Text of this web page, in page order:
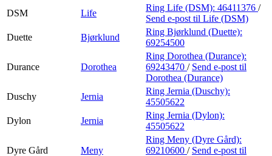
DSM
Life
Ring Life (DSM): 46411376 /
Send e-post til Life (DSM)
Duette
Bjørklund
Ring Bjørklund (Duette):
69254500
Durance Dorothea
Ring Dorothea (Durance):
69243470 / Send e-post til
Dorothea (Durance)
Duschy
Jernia
Ring Jernia (Duschy):
45505622
Dylon
Jernia
Ring Jernia (Dylon):
45505622
Dyre Gård Meny
Ring Meny (Dyre Gård):
69210600 / Send e-post til